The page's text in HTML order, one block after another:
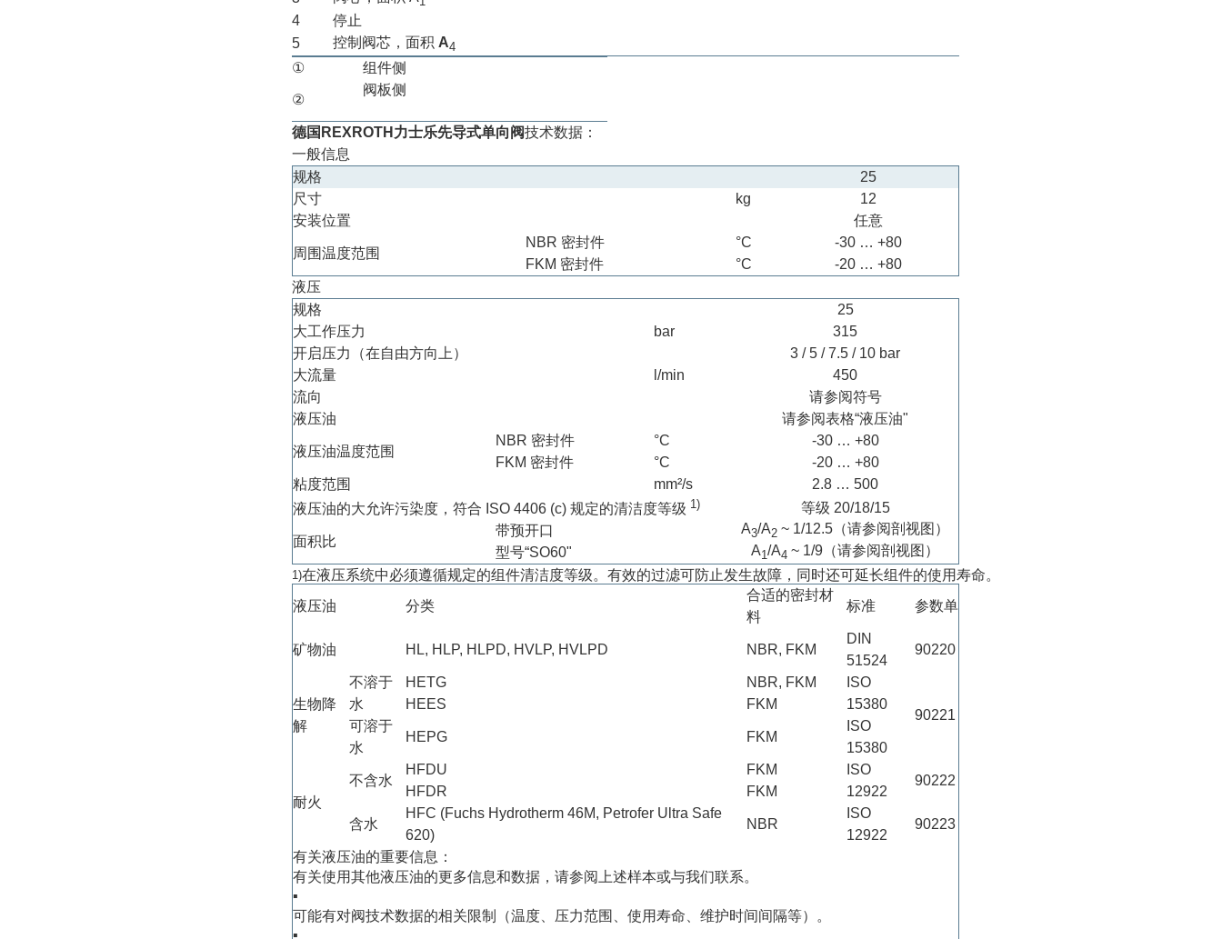
4
停止
5
控制阀芯，面积 A4
① 组件侧
②
阀板侧
德国REXROTH力士乐先导式单向阀技术数据：
一般信息
规格
25
尺寸
kg
12
安装位置
任意
周围温度范围
NBR 密封件 °C
-30 … +80
FKM 密封件
°C
-20 … +80
液压
规格
25
大工作压力
bar
315
开启压力（在自由方向上）
3 / 5 / 7.5 / 10 bar
大流量
l/min
450
流向
请参阅符号
液压油
请参阅表格“液压油"
液压油温度范围
NBR 密封件 °C
-30 … +80
FKM 密封件
°C
-20 … +80
粘度范围
mm²/s
2.8 … 500
液压油的大允许污染度，符合 ISO 4406 (c) 规定的清洁度等级 1) 等级 20/18/15
面积比
带预开口 A3/A2 ~ 1/12.5（请参阅剖视图）
型号“SO60"
A1/A4 ~ 1/9（请参阅剖视图）
1)在液压系统中必须遵循规定的组件清洁度等级。有效的过滤可防止发生故障，同时还可延长组件的使用寿命。
液压油
分类
合适的密封材
料
标准 参数单
矿物油 HL, HLP, HLPD, HVLP, HVLPD NBR, FKM
DIN
51524
90220
生物降
解
不溶于
水
HETG NBR, FKM
ISO
15380
90221
HEES
FKM
可溶于
水
HEPG FKM
ISO
15380
耐火
不含水
HFDU FKM
ISO
12922
90222
HFDR FKM
含水
HFC (Fuchs Hydrotherm 46M, Petrofer Ultra Safe
620)
NBR
ISO
12922
90223
有关液压油的重要信息：
有关使用其他液压油的更多信息和数据，请参阅上述样本或与我们联系。
▪
可能有对阀技术数据的相关限制（温度、压力范围、使用寿命、维护时间间隔等）。
▪